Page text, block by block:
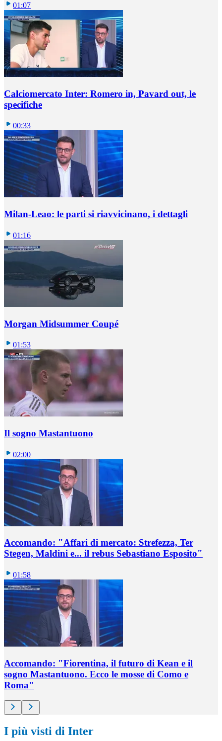
01:07
Calciomercato Inter: Romero in, Pavard out, le
specifiche
00:33
Milan-Leao: le parti si riavvicinano, i dettagli
01:16
Morgan Midsummer Coupé
01:53
Il sogno Mastantuono
02:00
Accomando: "Affari di mercato: Strefezza, Ter
Stegen, Maldini e... il rebus Sebastiano Esposito"
01:58
Accomando: "Fiorentina, il futuro di Kean e il
sogno Mastantuono. Ecco le mosse di Como e
Roma"
I più visti di Inter